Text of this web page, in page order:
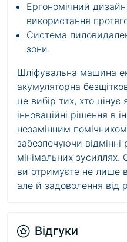
Ергономічний
використання
Система
зони.
Шліфувальна машина
акумуляторна
це вибір тих, хто цінує
інноваційні рішення в
незамінним
забезпечуючи відмінні
мінімальних
ви отримуєте не лише
але й задоволення від
Відгуки